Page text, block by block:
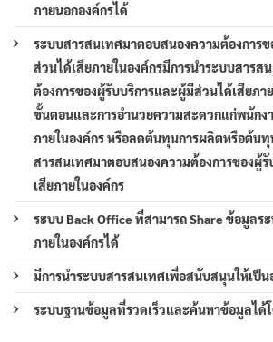
ภายนอกองค์กรได้
ระบบสารสนเทศมาตอบสนองความต้องการ
ส่วนได้เสียภายในองค์กรมีการนำระบบสารส
ต้องการของผู้รับบริการและผู้มีส่วนได้เสียภา
ขั้นตอนและการอำนวยความสะดวกแก่พนักง
ภายในองค์กร หรือลดต้นทุนการผลิตหรือต้นทุ
สารสนเทศมาตอบสนองความต้องการของผู้
เสียภายในองค์กร
ระบบ Back Office ที่สามารถ Share ข้อมูลร
ภายในองค์กรได้
มีการนำระบบสารสนเทศเพื่อสนับสนุนให้เป็น
ระบบฐานข้อมูลที่รวดเร็วและค้นหาข้อมูลได้